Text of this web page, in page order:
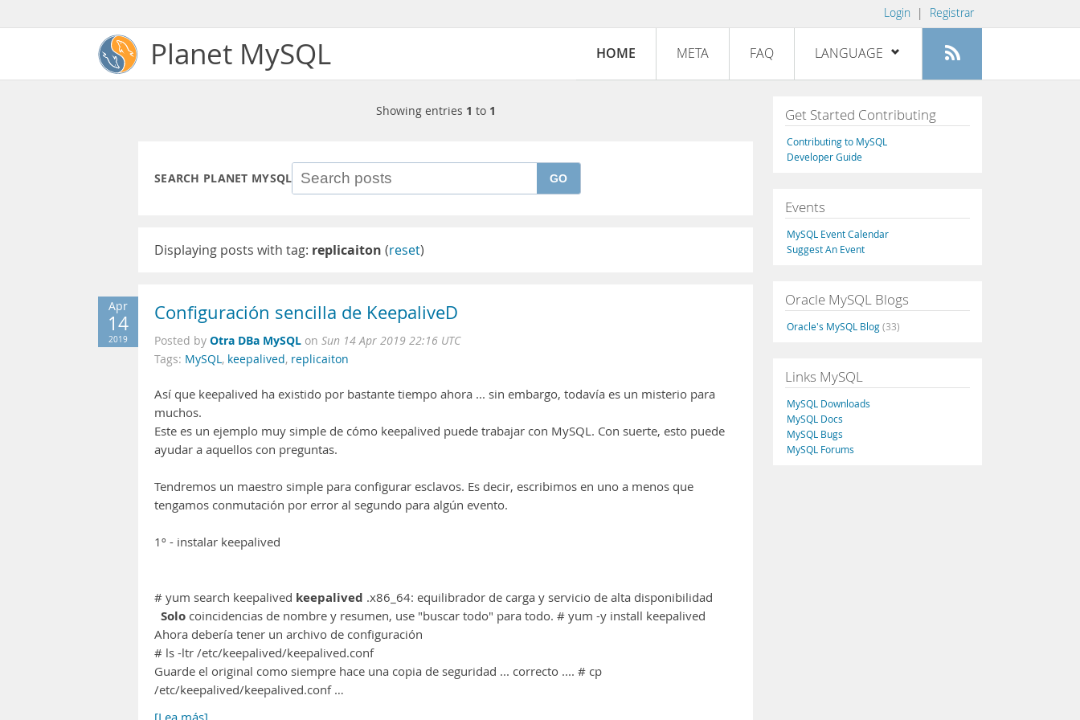
Login | Registrar
Planet MySQL HOME META FAQ LANGUAGE
Deutsch
Español
Italiano
日本語
Showing entries 1 to 1
SEARCH PLANET MYSQL GO
Displaying posts with tag: replicaiton (reset)
Apr
14
2019
Configuración sencilla de KeepaliveD
Posted by Otra DBa MySQL on Sun 14 Apr 2019 22:16 UTC
Tags: MySQL, keepalived, replicaiton
Así que keepalived ha existido por bastante tiempo ahora ... sin embargo, todavía es un misterio para
muchos.
Este es un ejemplo muy simple de cómo keepalived puede trabajar con MySQL. Con suerte, esto puede
ayudar a aquellos con preguntas.
Tendremos un maestro simple para configurar esclavos. Es decir, escribimos en uno a menos que
tengamos conmutación por error al segundo para algún evento.
1º - instalar keepalived
# yum search keepalived keepalived .x86_64: equilibrador de carga y servicio de alta disponibilidad
Solo coincidencias de nombre y resumen, use "buscar todo" para todo. # yum -y install keepalived
Ahora debería tener un archivo de configuración
# ls -ltr /etc/keepalived/keepalived.conf
Guarde el original como siempre hace una copia de seguridad ... correcto .... # cp
/etc/keepalived/keepalived.conf …
Get Started Contributing
Contributing to MySQL
Developer Guide
Events
MySQL Event Calendar
Suggest An Event
Oracle MySQL Blogs
Oracle's MySQL Blog(33)
Links MySQL
MySQL Downloads
MySQL Docs
MySQL Bugs
MySQL Forums